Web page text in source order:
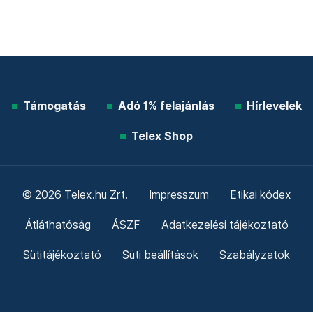
Támogatás Adó 1% felajánlás Hírlevelek
Telex Shop
© 2026 Telex.hu Zrt. Impresszum Etikai kódex
Átláthatóság ÁSZF Adatkezelési tájékoztató
Sütitájékoztató Süti beállítások Szabályzatok